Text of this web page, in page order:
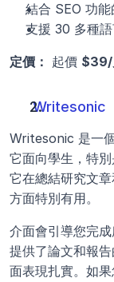
結合 SEO 功
支援 30 多種
定價： 起價 $39/
Writesonic
Writesonic 是一
它面向學生，特
它在總結研究文
方面特別有用。
介面會引導您完
提供了論文和報
面表現扎實。如